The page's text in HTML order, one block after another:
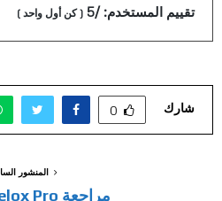
تقييم المستخدم:/5
(كن أول واحد )
شارك 0
المنشور
مراجعة iOttie Velox Pro